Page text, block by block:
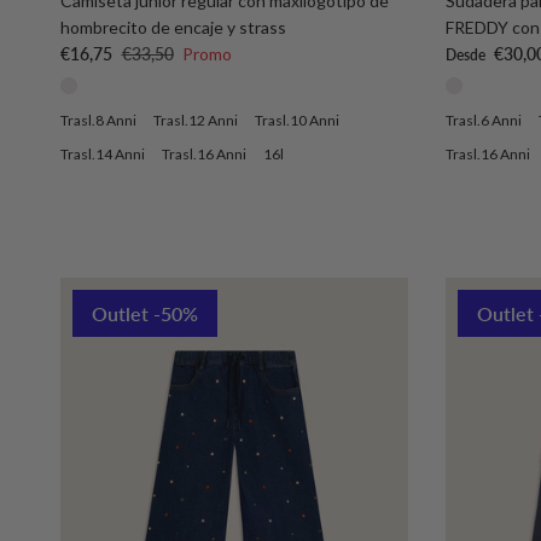
hombrecito de encaje y strass
Precio de venta
€16,75 Precio normal
€33,50 Promo
Trasl.8 Anni Trasl.12 Anni
Trasl.10 Anni
Trasl.14 Anni
Trasl.16 Anni 16l
FREDDY
Precio de
Desde
Trasl.6 Anni
Trasl.16 Anni
Outlet -50% Outlet